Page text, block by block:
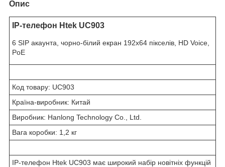
Опис
IP-телефон Htek UC903
6 SIP акаунта, чорно-білий екран 192x64 пікселів, HD Voice,
PoE
Код товару: UC903
Країна-виробник: Китай
Виробник: Hanlong Technology Co., Ltd.
Вага коробки: 1,2 кг
IP-телефон Htek UC903 має широкий набір новітніх функцій